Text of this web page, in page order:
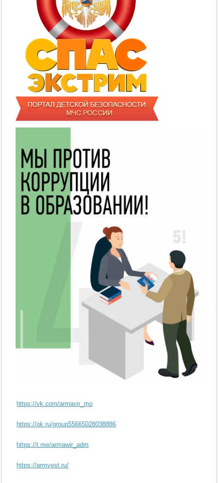
https://vk.com/armavir_mo
https://ok.ru/group55665028038886
https://t.me/armawir_adm
https://armvest.ru/